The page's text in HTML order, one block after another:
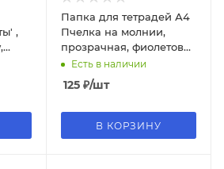
,
Папка для тетрадей А4
Пчелка на молнии,
прозрачная, фиолетовая
кромка, ПМ-А4-01
Есть в наличии
125 ₽/шт
В КОРЗИНУ